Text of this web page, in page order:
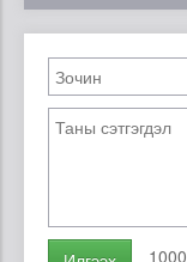
1000